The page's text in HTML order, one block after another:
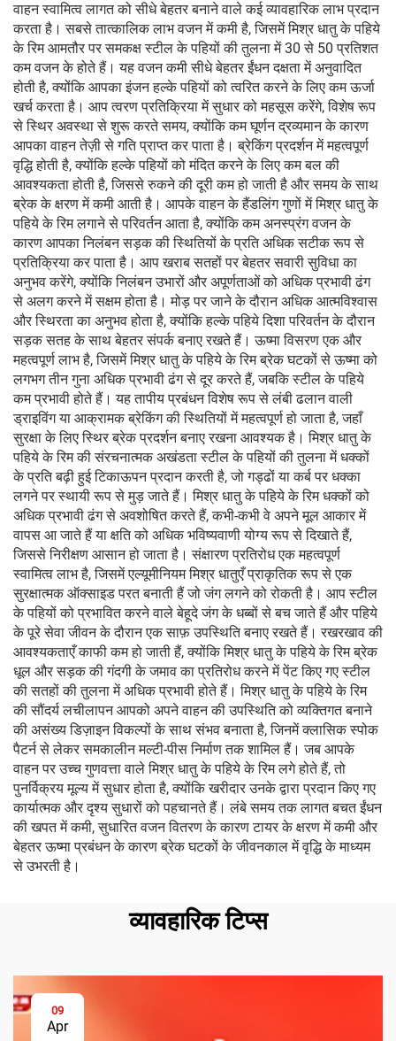
वाहन स्वामित्व लागत को सीधे बेहतर बनाने वाले कई व्यावहारिक लाभ प्रदान
करता है। सबसे तात्कालिक लाभ वजन में कमी है, जिसमें मिश्र धातु के पहिये
के रिम आमतौर पर समकक्ष स्टील के पहियों की तुलना में 30 से 50 प्रतिशत
कम वजन के होते हैं। यह वजन कमी सीधे बेहतर ईंधन दक्षता में अनुवादित
होती है, क्योंकि आपका इंजन हल्के पहियों को त्वरित करने के लिए कम ऊर्जा
खर्च करता है। आप त्वरण प्रतिक्रिया में सुधार को महसूस करेंगे, विशेष रूप
से स्थिर अवस्था से शुरू करते समय, क्योंकि कम घूर्णन द्रव्यमान के कारण
आपका वाहन तेज़ी से गति प्राप्त कर पाता है। ब्रेकिंग प्रदर्शन में महत्वपूर्ण
वृद्धि होती है, क्योंकि हल्के पहियों को मंदित करने के लिए कम बल की
आवश्यकता होती है, जिससे रुकने की दूरी कम हो जाती है और समय के साथ
ब्रेक के क्षरण में कमी आती है। आपके वाहन के हैंडलिंग गुणों में मिश्र धातु के
पहिये के रिम लगाने से परिवर्तन आता है, क्योंकि कम अनस्प्रंग वजन के
कारण आपका निलंबन सड़क की स्थितियों के प्रति अधिक सटीक रूप से
प्रतिक्रिया कर पाता है। आप खराब सतहों पर बेहतर सवारी सुविधा का
अनुभव करेंगे, क्योंकि निलंबन उभारों और अपूर्णताओं को अधिक प्रभावी ढंग
से अलग करने में सक्षम होता है। मोड़ पर जाने के दौरान अधिक आत्मविश्वास
और स्थिरता का अनुभव होता है, क्योंकि हल्के पहिये दिशा परिवर्तन के दौरान
सड़क सतह के साथ बेहतर संपर्क बनाए रखते हैं। ऊष्मा विसरण एक और
महत्वपूर्ण लाभ है, जिसमें मिश्र धातु के पहिये के रिम ब्रेक घटकों से ऊष्मा को
लगभग तीन गुना अधिक प्रभावी ढंग से दूर करते हैं, जबकि स्टील के पहिये
कम प्रभावी होते हैं। यह तापीय प्रबंधन विशेष रूप से लंबी ढलान वाली
ड्राइविंग या आक्रामक ब्रेकिंग की स्थितियों में महत्वपूर्ण हो जाता है, जहाँ
सुरक्षा के लिए स्थिर ब्रेक प्रदर्शन बनाए रखना आवश्यक है। मिश्र धातु के
पहिये के रिम की संरचनात्मक अखंडता स्टील के पहियों की तुलना में धक्कों
के प्रति बढ़ी हुई टिकाऊपन प्रदान करती है, जो गड्ढों या कर्ब पर धक्का
लगने पर स्थायी रूप से मुड़ जाते हैं। मिश्र धातु के पहिये के रिम धक्कों को
अधिक प्रभावी ढंग से अवशोषित करते हैं, कभी-कभी वे अपने मूल आकार में
वापस आ जाते हैं या क्षति को अधिक भविष्यवाणी योग्य रूप से दिखाते हैं,
जिससे निरीक्षण आसान हो जाता है। संक्षारण प्रतिरोध एक महत्वपूर्ण
स्वामित्व लाभ है, जिसमें एल्यूमीनियम मिश्र धातुएँ प्राकृतिक रूप से एक
सुरक्षात्मक ऑक्साइड परत बनाती हैं जो जंग लगने को रोकती है। आप स्टील
के पहियों को प्रभावित करने वाले बेहूदे जंग के धब्बों से बच जाते हैं और पहिये
के पूरे सेवा जीवन के दौरान एक साफ़ उपस्थिति बनाए रखते हैं। रखरखाव की
आवश्यकताएँ काफी कम हो जाती हैं, क्योंकि मिश्र धातु के पहिये के रिम ब्रेक
धूल और सड़क की गंदगी के जमाव का प्रतिरोध करने में पेंट किए गए स्टील
की सतहों की तुलना में अधिक प्रभावी होते हैं। मिश्र धातु के पहिये के रिम
की सौंदर्य लचीलापन आपको अपने वाहन की उपस्थिति को व्यक्तिगत बनाने
की असंख्य डिज़ाइन विकल्पों के साथ संभव बनाता है, जिनमें क्लासिक स्पोक
पैटर्न से लेकर समकालीन मल्टी-पीस निर्माण तक शामिल हैं। जब आपके
वाहन पर उच्च गुणवत्ता वाले मिश्र धातु के पहिये के रिम लगे होते हैं, तो
पुनर्विक्रय मूल्य में सुधार होता है, क्योंकि खरीदार उनके द्वारा प्रदान किए गए
कार्यात्मक और दृश्य सुधारों को पहचानते हैं। लंबे समय तक लागत बचत ईंधन
की खपत में कमी, सुधारित वजन वितरण के कारण टायर के क्षरण में कमी और
बेहतर ऊष्मा प्रबंधन के कारण ब्रेक घटकों के जीवनकाल में वृद्धि के माध्यम
से उभरती है।
व्यावहारिक टिप्स
09
Apr